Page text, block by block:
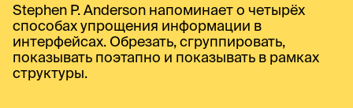
Stephen P. Anderson напоминает о четырёх
способах упрощения информации в
интерфейсах. Обрезать, сгруппировать,
показывать поэтапно и показывать в рамках
структуры.